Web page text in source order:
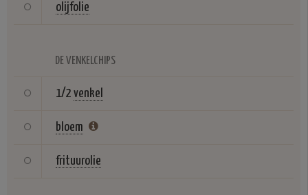
olijfolie
DE VENKELCHIPS
1/2 venkel
bloem
frituurolie